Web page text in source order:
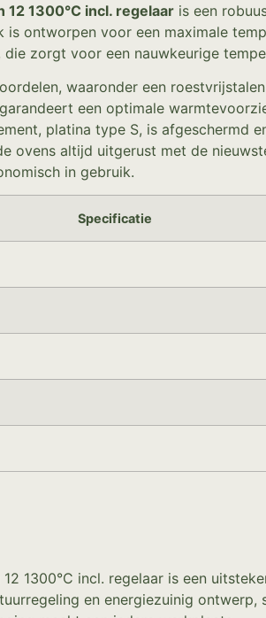
12 1300°C incl. regelaar is een
ontworpen voor een maximale
die zorgt voor een nauwkeurige
waaronder een
een optimale
platina type S, is afgeschermd
ovens altijd uitgerust met de
in gebruik.
Specificatie
1300°C incl. regelaar is een
en energiezuinig